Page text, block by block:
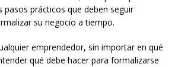
pasos prácticos que deben seguir
su negocio a tiempo.
emprendedor, sin importar en qué
qué debe hacer para formalizarse